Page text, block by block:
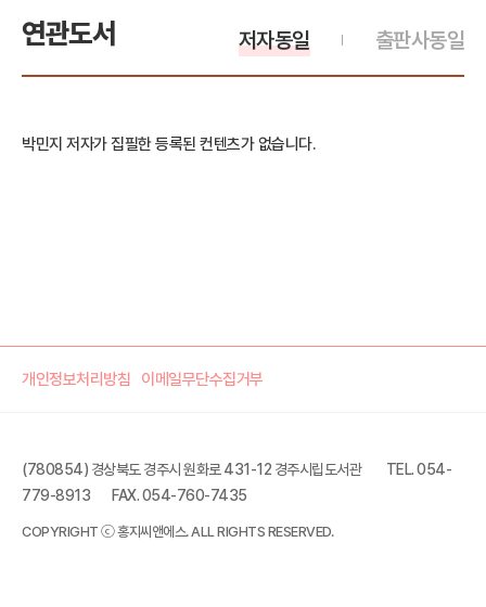
연관도서 출판사동일
저자동일
박민지 저자가 집필한 등록된 컨텐츠가 없습니다.
개인정보처리방침 이메일무단수집거부
(780854) 경상북도 경주시 원화로 431-12 경주시립도서관
TEL. 054-
779-8913
FAX. 054-760-7435
COPYRIGHT ⓒ 홍지씨앤에스. ALL RIGHTS RESERVED.